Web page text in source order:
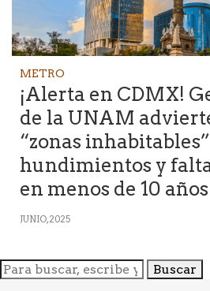
METRO
¡Alerta en CDMX!
de la UNAM
“zonas
hundimientos y
en menos de 10 años
JUNIO, 2025
Buscar